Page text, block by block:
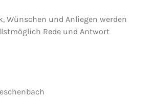
Wünschen und Anliegen werden
Rede und Antwort